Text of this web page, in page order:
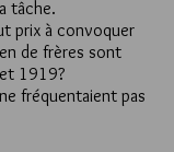
tâche.
prix à convoquer
de frères sont
1919?
fréquentaient pas